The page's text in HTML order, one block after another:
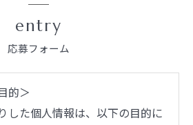
応募フォーム
entry
的＞
した個人情報は、以下の目的に